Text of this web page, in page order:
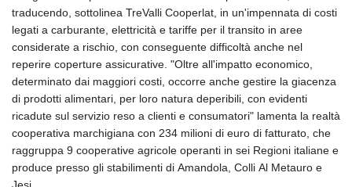
traducendo, sottolinea TreValli Cooperlat, in un'impennata di costi
legati a carburante, elettricità e tariffe per il transito in aree
considerate a rischio, con conseguente difficoltà anche nel
reperire coperture assicurative. "Oltre all'impatto economico,
determinato dai maggiori costi, occorre anche gestire la giacenza
di prodotti alimentari, per loro natura deperibili, con evidenti
ricadute sul servizio reso a clienti e consumatori" lamenta la realtà
cooperativa marchigiana con 234 milioni di euro di fatturato, che
raggruppa 9 cooperative agricole operanti in sei Regioni italiane e
produce presso gli stabilimenti di Amandola, Colli Al Metauro e